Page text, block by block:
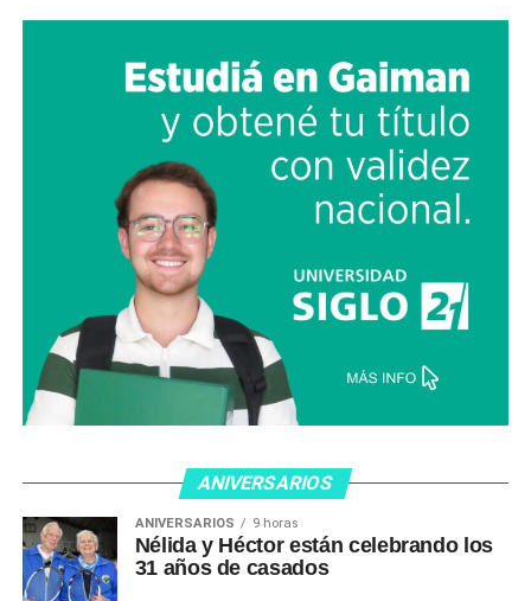
ANIVERSARIOS
ANIVERSARIOS 9 horas
Nélida y Héctor están celebrando los
31 años de casados